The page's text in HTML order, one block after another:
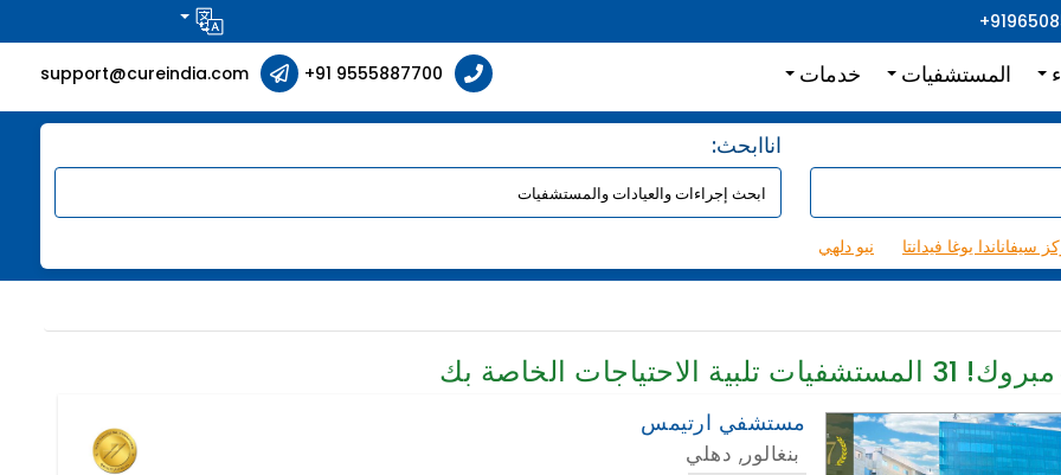
المستشفيات خدمات support@cureindia.com +91 9555887700
:اناابحث
نيو دلهي سيفاناندا يوغا فيدانتا
مبروك! 31 المستشفيات تلبية الاحتياجات الخاصة بك
مستشفي ارتيمس
بنغالور, دهلي